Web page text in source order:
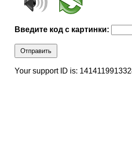
Введите код с картинки:
Отправить
Your support ID is: